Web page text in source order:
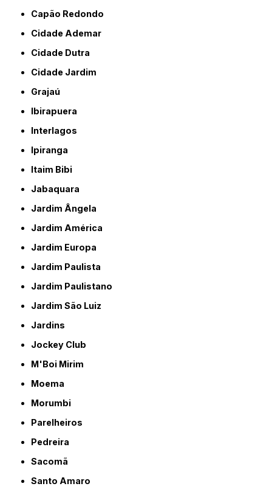
Capão Redondo
Cidade Ademar
Cidade Dutra
Cidade Jardim
Grajaú
Ibirapuera
Interlagos
Ipiranga
Itaim Bibi
Jabaquara
Jardim Ângela
Jardim América
Jardim Europa
Jardim Paulista
Jardim Paulistano
Jardim São Luiz
Jardins
Jockey Club
M'Boi Mirim
Moema
Morumbi
Parelheiros
Pedreira
Sacomã
Santo Amaro